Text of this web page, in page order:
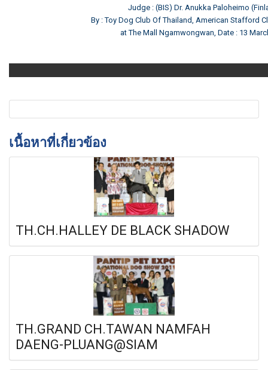
Judge : (BIS) Dr. Anukka Paloheimo
By : Toy Dog Club Of Thailand, American Stafford
at The Mall Ngamwongwan, Date : 13
เนื้อหาที่เกี่ยวข้อง
TH.CH.HALLEY DE BLACK SHADOW
TH.GRAND CH.TAWAN NAMFAH
DAENG-PLUANG@SIAM